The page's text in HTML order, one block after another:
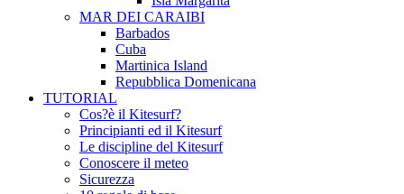
MAR DEI CARAIBI
Barbados
Cuba
Martinica Island
Repubblica Domenicana
TUTORIAL
Cos?è il Kitesurf?
Principianti ed il Kitesurf
Le discipline del Kitesurf
Conoscere il meteo
Sicurezza